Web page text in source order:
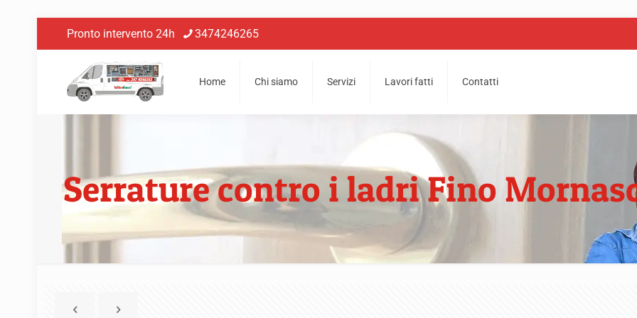
Pronto intervento 24h 3474246265
Home Chi siamo Servizi Lavori fatti Contatti
Serrature contro i ladri Fino